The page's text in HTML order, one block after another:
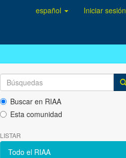
español Iniciar sesión
Buscar en RIAA
Esta comunidad
LISTAR
Todo el RIAA